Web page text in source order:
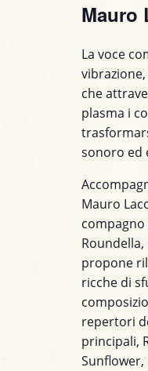
Mauro
La voce
che
plasma i
sonoro ed
Mauro
compagno
Roundella,
propone
ricche di
repertori
principali,
Sunflower,